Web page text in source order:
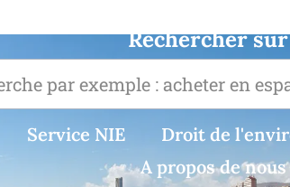
Rechercher
Service NIE Droit de
A propos de nous